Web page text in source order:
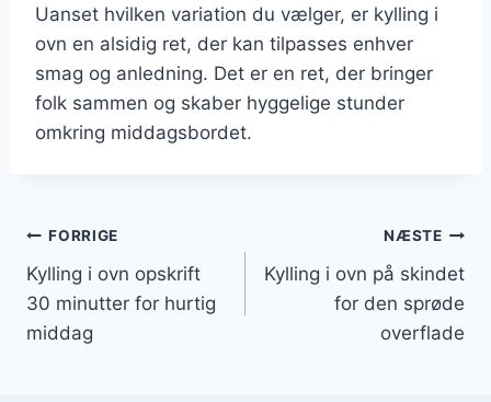
Uanset hvilken variation du vælger, er kylling i
ovn en alsidig ret, der kan tilpasses enhver
smag og anledning. Det er en ret, der bringer
folk sammen og skaber hyggelige stunder
omkring middagsbordet.
Indlægsnavigation
FORRIGE
Kylling i ovn opskrift
30 minutter for hurtig
middag
NÆSTE
Kylling i ovn på skindet
for den sprøde
overflade